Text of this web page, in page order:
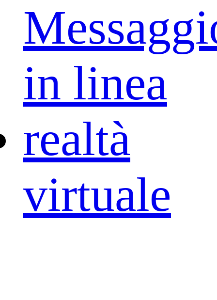
in linea
realtà
virtuale